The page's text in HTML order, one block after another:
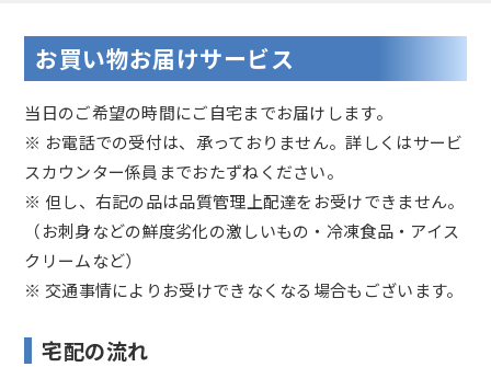
お買い物お届けサービス
当日のご希望の時間にご自宅までお届けします。
※ お電話での受付は、承っておりません。詳しくはサービ
スカウンター係員までおたずねください。
※ 但し、右記の品は品質管理上配達をお受けできません。
（お刺身などの鮮度劣化の激しいもの・冷凍食品・アイス
クリームなど）
※ 交通事情によりお受けできなくなる場合もございます。
宅配の流れ